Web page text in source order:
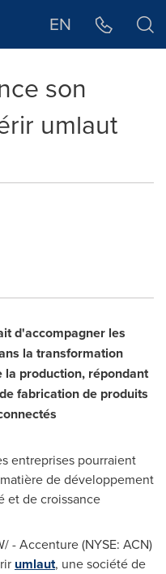
EN
son
umlaut
d'accompagner les
la transformation
production, répondant
fabrication de produits
entreprises pourraient
de développement
et de croissance
- Accenture (NYSE: ACN)
umlaut, une société de